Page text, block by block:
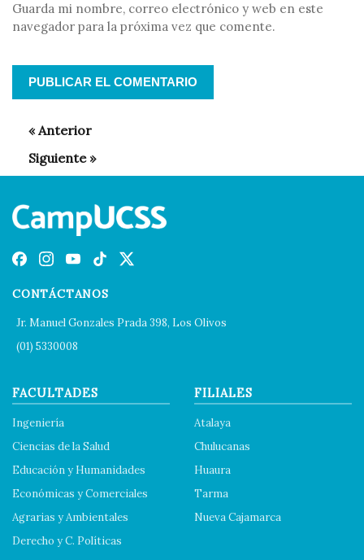
Guarda mi nombre, correo electrónico y web en este
navegador para la próxima vez que comente.
CONTÁCTANOS
Jr. Manuel Gonzales Prada 398, Los Olivos
(01) 5330008
FACULTADES
Ingeniería
Ciencias de la Salud
Educación y Humanidades
Económicas y Comerciales
Agrarias y Ambientales
Derecho y C. Políticas
FILIALES
Atalaya
Chulucanas
Huaura
Tarma
Nueva Cajamarca